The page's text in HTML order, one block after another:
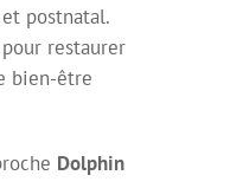
postnatal.
restaurer
bien-être
Dolphin